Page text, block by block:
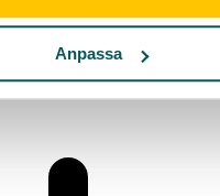
Anpassa
på 200 000 kronor?